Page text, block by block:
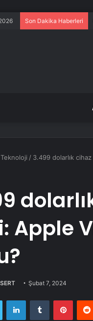
Son Dakika Haberleri
Teknoloji / 3.499 dolarlık
Apple
Şubat 7, 2024
Twitter LinkedInTumblr